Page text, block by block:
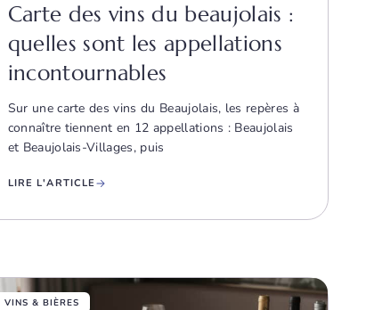
Carte des vins du beaujolais :
quelles sont les appellations
incontournables
Sur une carte des vins du Beaujolais, les repères à
connaître tiennent en 12 appellations : Beaujolais
et Beaujolais-Villages, puis
LIRE L'ARTICLE
VINS & BIÈRES